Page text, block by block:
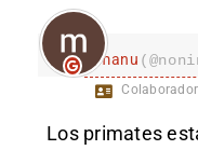
manu
Los primates